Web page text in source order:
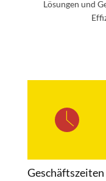
Lösungen und
Geschäftszeiten